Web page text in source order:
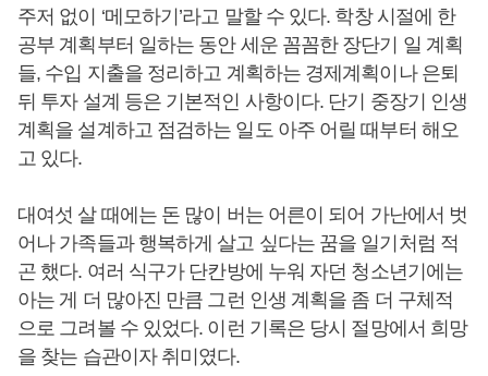
주저 없이 ‘메모하기’라고 말할 수 있다. 학창 시절에 한
공부 계획부터 일하는 동안 세운 꼼꼼한 장단기 일 계획
들, 수입 지출을 정리하고 계획하는 경제계획이나 은퇴
뒤 투자 설계 등은 기본적인 사항이다. 단기 중장기 인생
계획을 설계하고 점검하는 일도 아주 어릴 때부터 해오
고 있다.
대여섯 살 때에는 돈 많이 버는 어른이 되어 가난에서 벗
어나 가족들과 행복하게 살고 싶다는 꿈을 일기처럼 적
곤 했다. 여러 식구가 단칸방에 누워 자던 청소년기에는
아는 게 더 많아진 만큼 그런 인생 계획을 좀 더 구체적
으로 그려볼 수 있었다. 이런 기록은 당시 절망에서 희망
을 찾는 습관이자 취미였다.